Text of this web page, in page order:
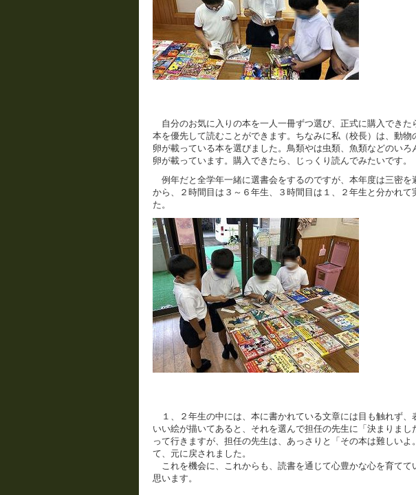
自分のお気に入りの本を一人一冊ずつ選び、正式に購入できた
本を優先して読むことができます。ちなみに私（校長）は、動物
卵が載っている本を選びました。鳥類やは虫類、魚類などのいろ
卵が載っています。購入できたら、じっくり読んでみたいです。
例年だと全学年一緒に選書会をするのですが、本年度は三密を
から、２時間目は３～６年生、３時間目は１、２年生と分かれて
た。
１、２年生の中には、本に書かれている文章には目も触れず、
いい絵が描いてあると、それを選んで担任の先生に「決まりまし
って行きますが、担任の先生は、あっさりと「その本は難しいよ
て、元に戻されました。
これを機会に、これからも、読書を通じて心豊かな心を育てて
思います。